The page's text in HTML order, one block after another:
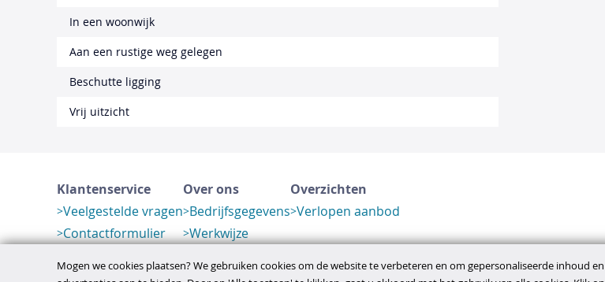
In een woonwijk
Aan een rustige weg gelegen
Beschutte ligging
Vrij uitzicht
Klantenservice
Veelgestelde vragen
Contactformulier
Over ons
Bedrijfsgegevens
Werkwijze
Overzichten
Verlopen aanbod
Mogen we cookies plaatsen? We gebruiken cookies om de website te verbeteren en om gepersonaliseerde inhoud en